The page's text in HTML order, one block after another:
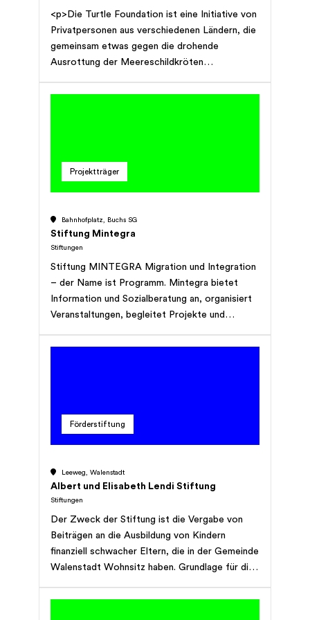
und verfolgt keinerlei Erwerbszweck.
Zweckänderungen durch die Stifterin sind
möglich.
<p>Die Turtle Foundation ist eine Initiative von
Privatpersonen aus verschiedenen Ländern, die
gemeinsam etwas gegen die drohende
Ausrottung der Meereschildkröten
Projektträger
Bahnhofplatz, Buchs SG
Stiftung Mintegra
Stiftungen
Stiftung MINTEGRA Migration und Integration
– der Name ist Programm. Mintegra bietet
Information und Sozialberatung an, organisiert
Veranstaltungen, begleitet Projekte und
ist der Sozialdienst für Fremdsprachige Ihre
Fragen oder benötigen Sie Unterstützung?
Förderstiftung
Leeweg, Walenstadt
Albert und Elisabeth Lendi Stiftung
Stiftungen
Der Zweck der Stiftung ist die Vergabe von
Beiträgen an die Ausbildung von Kindern
finanziell schwacher Eltern, die in der Gemeinde
Walenstadt Wohnsitz haben. Grundlage für die
Steuerveranla-gung. Die Stiftung hat keinen